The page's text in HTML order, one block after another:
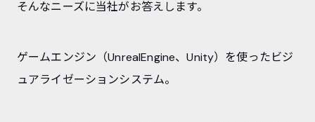
そんなニーズに当社がお答えします。
ゲームエンジン（UnrealEngine、Unity）を使ったビジ
ュアライゼーションシステム。